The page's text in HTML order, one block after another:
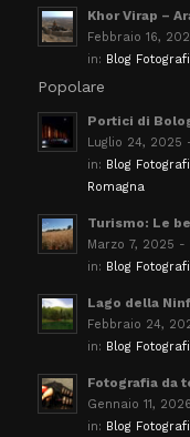
Khor Virap –
Febbraio 16,
in: Blog
Popolare
Portici di
Luglio 24, 2025
in: Blog
Romagna
Turismo: Le
Marzo 7, 2025 -
in: Blog
Lago della
Febbraio 24,
in: Blog
Fotografia da
Gennaio 11,
in: Blog